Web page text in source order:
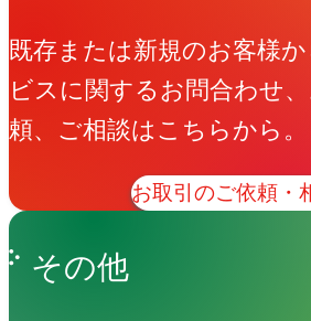
既存または新規のお客様
ビスに関するお問合わせ
頼、ご相談はこちらから。
お取引のご依頼・
その他